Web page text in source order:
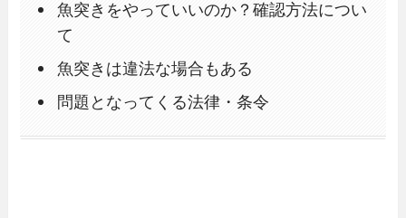
魚突きをやっていいのか？確認方法につい
て
魚突きは違法な場合もある
問題となってくる法律・条令